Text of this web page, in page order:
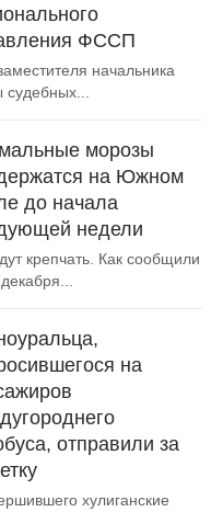
ФССП
начальника
морозы
на Южном
до начала
недели
крепчать. Как сообщили
на
отправили за
хулиганские